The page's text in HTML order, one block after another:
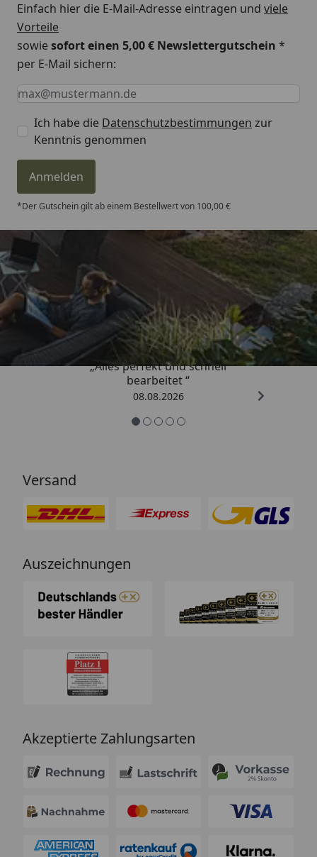
Einfach hier die E-Mail-Adresse eintragen und viele
Vorteile
sowiesofort einen 5,00 € Newslettergutschein *
per E-Mail sichern:
Keine Eingabe erforderlich
Eingabe erforderlich
E-Mail *
Ich habe die Datenschutzbestimmungen zur
Kenntnis genommen
Anmelden
*Der Gutschein gilt ab einem Bestellwert von 100,00 €
Trusted Shops
4,81/ 5
„Alles perfekt und schnell
bearbeitet “
08.08.2026
Versand
Auszeichnungen
Akzeptierte Zahlungsarten